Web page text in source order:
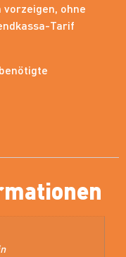
ohne
Tarif